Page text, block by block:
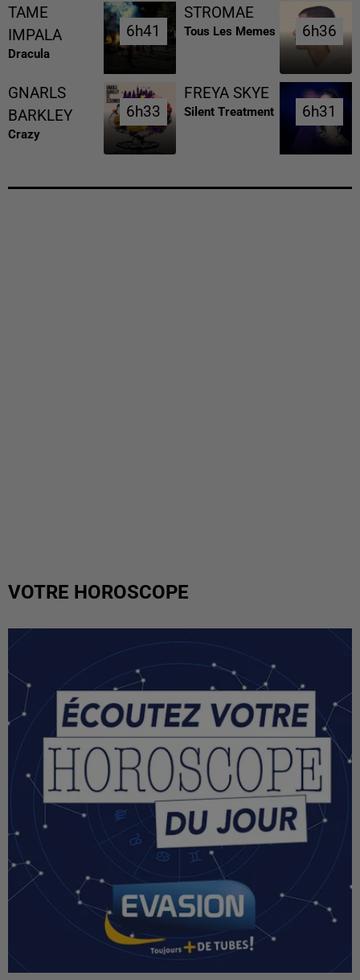
TAME
IMPALA
Dracula
6h41
6h41
STROMAE
Tous Les Memes 6h36
6h36
GNARLS
BARKLEY
Crazy
6h33
6h33
FREYA SKYE
Silent Treatment 6h31
6h31
VOTRE HOROSCOPE